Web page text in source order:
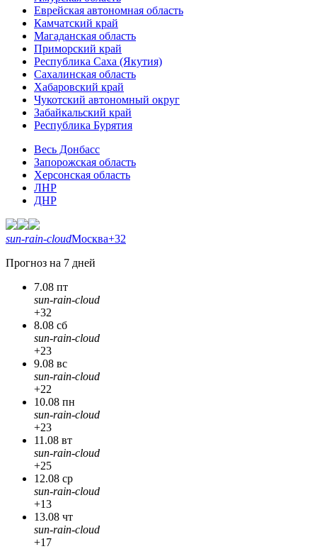
Еврейская автономная область
Камчатский край
Магаданская область
Приморский край
Республика Саха (Якутия)
Сахалинская область
Хабаровский край
Чукотский автономный округ
Забайкальский край
Республика Бурятия
Весь Донбасс
Запорожская область
Херсонская область
ЛНР
ДНР
sun-rain-cloudМосква+32
Прогноз на 7 дней
7.08 пт
sun-rain-cloud
+32
8.08 сб
sun-rain-cloud
+23
9.08 вс
sun-rain-cloud
+22
10.08 пн
sun-rain-cloud
+23
11.08 вт
sun-rain-cloud
+25
12.08 ср
sun-rain-cloud
+13
13.08 чт
sun-rain-cloud
+17